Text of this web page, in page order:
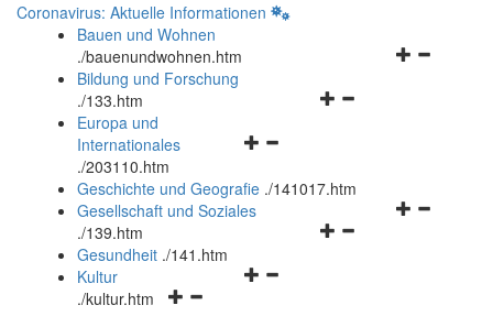
Coronavirus: Aktuelle Informationen
Bauen und Wohnen
./bauenundwohnen.htm
Navigationsmenü
Bildung und Forschung
./133.htm
Navigationsmenü
und
schließen
Europa und
Internationales
./203110.htm
Geschichte und Geografie ./141017.htm
Navigationsmenü
Gesellschaft und Soziales
./139.htm
Navigationsmenü
Gesundheit ./141.htm
Navigationsmenü
Kultur
./kultur.htm